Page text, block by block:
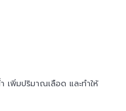
เพิ่มปริมาณเลือด และทำให้